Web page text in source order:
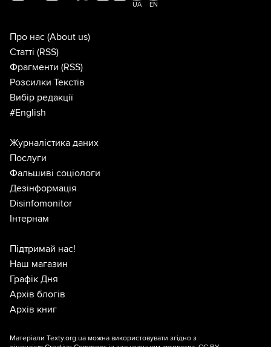
UA EN
Про нас (About us)
Статті (RSS)
Фрагменти (RSS)
Розсилки Текстів
Вибір редакції
#English
Журналістика даних
Послуги
Фальшиві соціологи
Дезінформація
Disinfomonitor
Інтернам
Підтримай нас!
Наш магазин
Графік Дня
Архів блогів
Архів книг
Матеріали Texty.org.ua можна використовувати згідно з